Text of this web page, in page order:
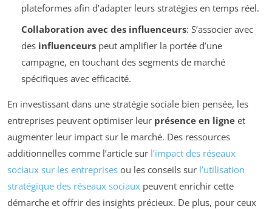
plateformes afin d’adapter leurs stratégies en temps réel.
Collaboration avec des influenceurs: S’associer avec
des influenceurspeut amplifier la portée d’une
campagne, en touchant des segments de marché
spécifiques avec efficacité.
En investissant dans une stratégie sociale bien pensée, les
entreprises peuvent optimiser leur présence en ligne et
augmenter leur impact sur le marché. Des ressources
additionnelles comme l’article sur l’impact des réseaux
sociaux sur les entreprises ou les conseils sur l’utilisation
stratégique des réseaux sociaux peuvent enrichir cette
démarche et offrir des insights précieux. De plus, pour ceux